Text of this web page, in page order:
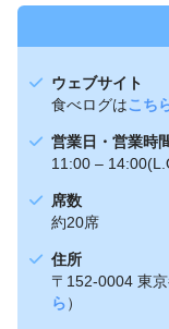
ウェブサイト
食べログはこち
営業日・営業時
11:00 –
席数
約20席
住所
〒152-0004 東
ら）